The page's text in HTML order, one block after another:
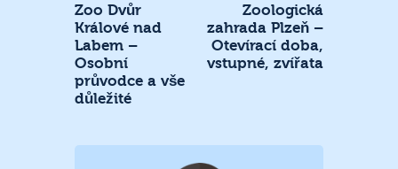
Zoo Dvůr
Králové nad
Labem –
Osobní
průvodce a vše
důležité
Zoologická
zahrada Plzeň –
Otevírací doba,
vstupné, zvířata